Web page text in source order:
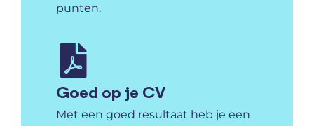
punten.
Goed op je CV
Met een goed resultaat heb je een